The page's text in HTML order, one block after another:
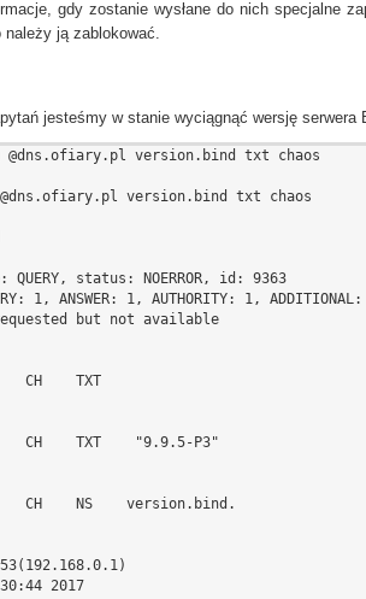
gdy zostanie wysłane do nich specjalne
ją zablokować.
jesteśmy w stanie wyciągnąć wersję serwera
@dns.ofiary.pl version.bind txt chaos
version.bind txt chaos
QUERY, status: NOERROR, id: 9363
1, ANSWER: 1, AUTHORITY: 1,
but not available
CH    TXT
TXT    "9.9.5-P3"
CH    NS    version.bind.
2017